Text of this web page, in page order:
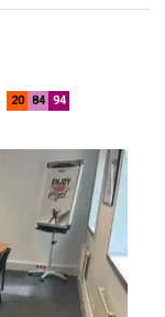
20 84 94